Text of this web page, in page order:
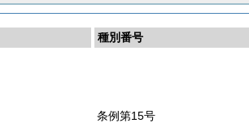
種別番号
条例第15号